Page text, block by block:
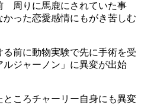
周りに馬鹿にされていた事
った恋愛感情に もがき苦しむ
前に動物実験で先に手術を受
ジャーノン」に異変が出始
ところチャーリー自身にも異変